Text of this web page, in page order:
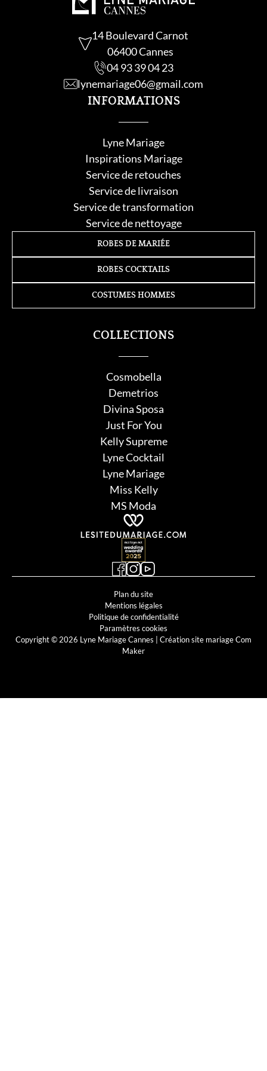
14 Boulevard Carnot
06400 Cannes
04 93 39 04 23
lynemariage06@gmail.com
INFORMATIONS
Lyne Mariage
Inspirations Mariage
Service de retouches
Service de livraison
Service de transformation
Service de nettoyage
COLLECTIONS
Cosmobella
Demetrios
Divina Sposa
Just For You
Kelly Supreme
Lyne Cocktail
Lyne Mariage
Miss Kelly
MS Moda
ROBES DE MARIÉE
ROBES COCKTAILS
COSTUMES HOMMES
Plan du site
Mentions légales
Politique de confidentialité
Paramètres cookies
Copyright © 2026 Lyne Mariage Cannes | Création site mariage Com
Maker